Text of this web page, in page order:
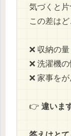
気づくと
この差は
❌ 収納の量
❌ 洗濯機の
❌ 家事を
👉 違いま